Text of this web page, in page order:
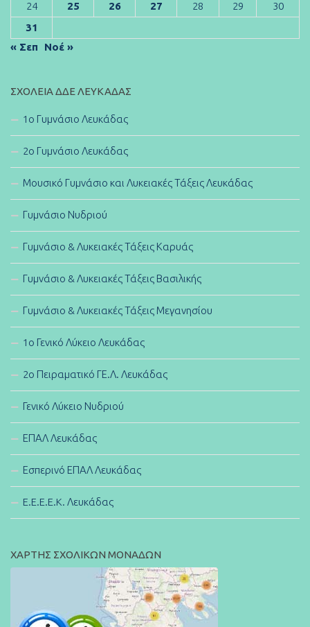
24 25 26 27 28 29
30
31
« Σεπ
Νοέ »
ΣΧΟΛΕΊΑ ΔΔΕ ΛΕΥΚΆΔΑΣ
1ο Γυμνάσιο Λευκάδας
2ο Γυμνάσιο Λευκάδας
Μουσικό Γυμνάσιο και Λυκειακές Τάξεις Λευκάδας
Γυμνάσιο Νυδριού
Γυμνάσιο & Λυκειακές Τάξεις Καρυάς
Γυμνάσιο & Λυκειακές Τάξεις Βασιλικής
Γυμνάσιο & Λυκειακές Τάξεις Μεγανησίου
1ο Γενικό Λύκειο Λευκάδας
2ο Πειραματικό ΓΕ.Λ. Λευκάδας
Γενικό Λύκειο Νυδριού
ΕΠΑΛ Λευκάδας
Εσπερινό ΕΠΑΛ Λευκάδας
E.E.E.E.K. Λευκάδας
ΧΑΡΤΗΣ ΣΧΟΛΙΚΩΝ ΜΟΝΑΔΩΝ